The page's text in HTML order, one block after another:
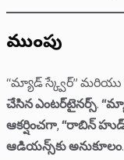
ముగింపు
“మ్యాడ్ స్క్వేర్”
చేసిన ఎంటర్‌టైనర్స్.
ఆకర్షించగా,“రాబిన్
ఆడియన్స్‌కు అనుకూలం.